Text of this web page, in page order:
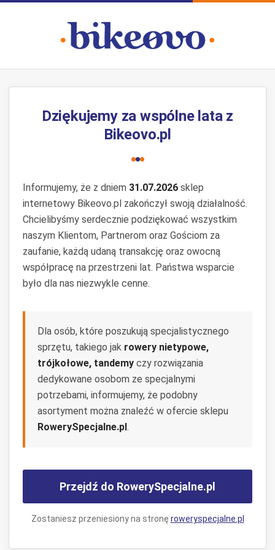
Dziękujemy za wspólne lata z
Bikeovo.pl
Informujemy, że z dniem 31.07.2026 sklep
internetowy Bikeovo.pl zakończył swoją działalność.
Chcielibyśmy serdecznie podziękować wszystkim
naszym Klientom, Partnerom oraz Gościom za
zaufanie, każdą udaną transakcję oraz owocną
współpracę na przestrzeni lat. Państwa wsparcie
było dla nas niezwykle cenne.
Dla osób, które poszukują specjalistycznego
sprzętu, takiego jak rowery nietypowe,
trójkołowe, tandemy czy rozwiązania
dedykowane osobom ze specjalnymi
potrzebami, informujemy, że podobny
asortyment można znaleźć w ofercie sklepu
RowerySpecjalne.pl.
Przejdź do RowerySpecjalne.pl
Zostaniesz przeniesiony na stronę roweryspecjalne.pl